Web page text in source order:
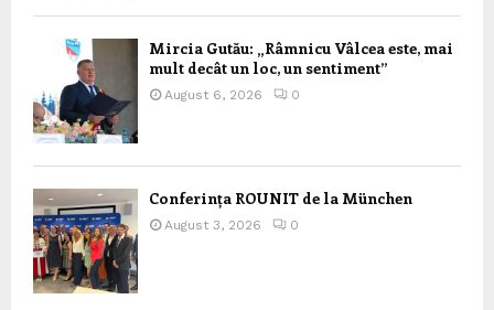
Mircia Gutău: „Râmnicu Vâlcea este, mai
mult decât un loc, un sentiment”
August 6, 2026 0
Conferința ROUNIT de la München
August 3, 2026 0